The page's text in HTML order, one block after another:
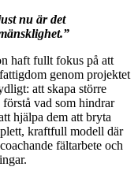
nu är det
haft fullt fokus på att
genom projektet
att skapa större
vad som hindrar
hjälpa dem att bryta
kraftfull modell där
fältarbete och